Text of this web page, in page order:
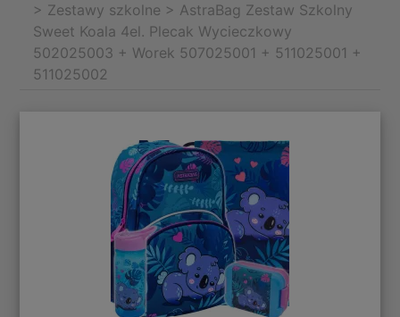
> Zestawy szkolne > AstraBag Zestaw Szkolny
Sweet Koala 4el. Plecak Wycieczkowy
502025003 + Worek 507025001 + 511025001 +
511025002